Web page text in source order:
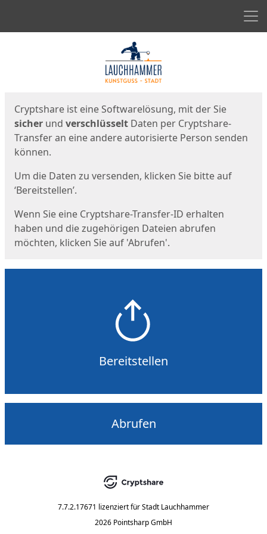
Cryptshare ist eine Softwarelösung, mit der Sie
sicher und verschlüsselt Daten per Cryptshare-
Transfer an eine andere autorisierte Person senden
können.
Um die Daten zu versenden, klicken Sie bitte auf
‘Bereitstellen’.
Wenn Sie eine Cryptshare-Transfer-ID erhalten
haben und die zugehörigen Dateien abrufen
möchten, klicken Sie auf 'Abrufen'.
Bereitstellen
Abrufen
7.7.2.17671 lizenziert fürStadt Lauchhammer
2026 Pointsharp GmbH